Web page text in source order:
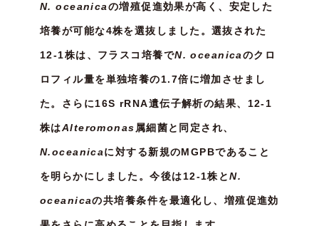
N. oceanicaの増殖促進効果が高く、安定した
培養が可能な4株を選抜しました。選抜された
12-1株は、フラスコ培養でN. oceanicaのクロ
ロフィル量を単独培養の1.7倍に増加させまし
た。さらに16S rRNA遺伝子解析の結果、12-1
株はAlteromonas 属細菌と同定され、
N.oceanicaに対する新規のMGPBであること
を明らかにしました。今後は12-1株とN.
oceanicaの共培養条件を最適化し、増殖促進効